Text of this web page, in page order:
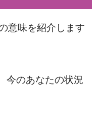
意味を紹介します
今のあなたの状況